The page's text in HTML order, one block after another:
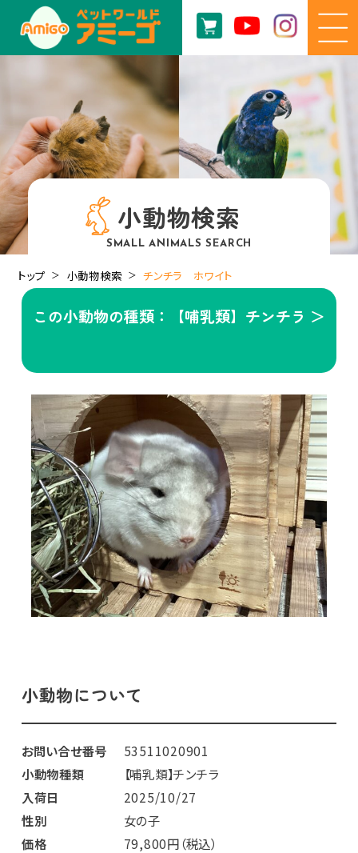
小動物検索
SMALL ANIMALS SEARCH
トップ 小動物検索 チンチラ ホワイト
この小動物の種類：【哺乳類】チンチラ ＞
小動物について
お問い合せ番号
53511020901
小動物種類
【哺乳類】チンチラ
入荷日
2025/10/27
性別
女の子
価格
79,800円（税込）